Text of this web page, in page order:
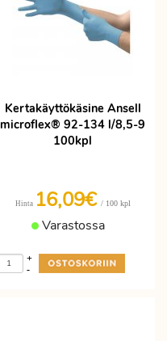
Kertakäyttökäsine Ansell
microflex® 92-134 l/8,5-9
100kpl
Hinta 16,09€ / 100 kpl
Varastossa
-
+